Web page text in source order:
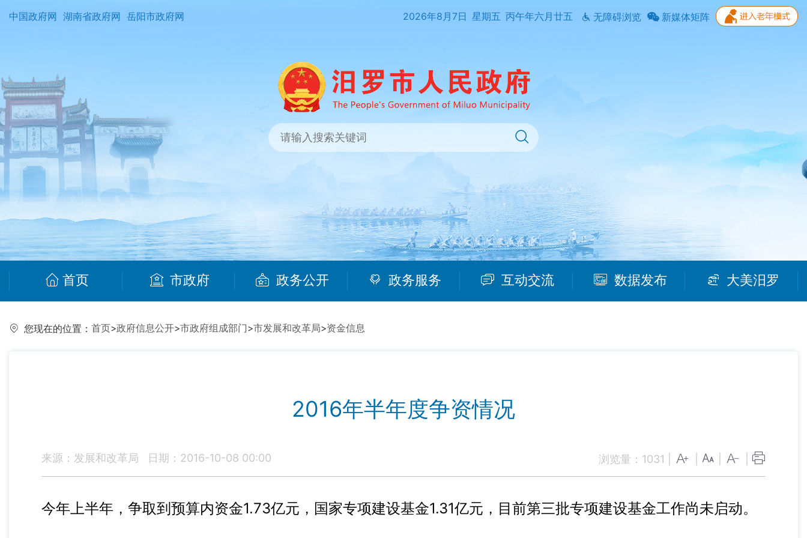
中国政府网 湖南省政府网 岳阳市政府网 2026年8月7日 星期五 丙午年六月廿五 无障碍浏览 新媒体矩阵
首页 市政府 政务公开 政务服务 互动交流 数据发布 大美汨罗
您现在的位置： 首页>政府信息公开>市政府组成部门>市发展和改革局>资金信息
2016年半年度争资情况
来源：发展和改革局 日期：2016-10-08 00:00 浏览量： 1031
今年上半年，争取到预算内资金1.73亿元，国家专项建设基金1.31亿元，目前第三批专项建设基金工作尚未启动。